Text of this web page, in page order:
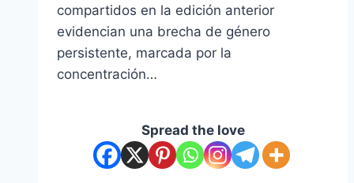
compartidos en la edición anterior
evidencian una brecha de género
persistente, marcada por la
concentración…
Spread the love